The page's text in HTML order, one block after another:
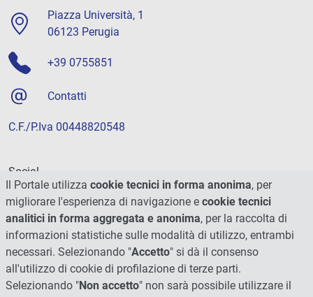
Piazza Università, 1
06123 Perugia
+39 0755851
Contatti
C.F./P.Iva 00448820548
Social
Il Portale utilizza cookie tecnici in forma anonima, per
migliorare l'esperienza di navigazione e cookie tecnici
analitici in forma aggregata e anonima, per la raccolta di
informazioni statistiche sulle modalità di utilizzo, entrambi
necessari. Selezionando "Accetto" si dà il consenso
all'utilizzo di cookie di profilazione di terze parti.
Selezionando "Non accetto" non sarà possibile utilizzare il